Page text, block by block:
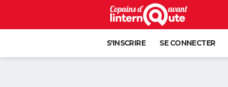
S'INSCRIRE SE CONNECTER